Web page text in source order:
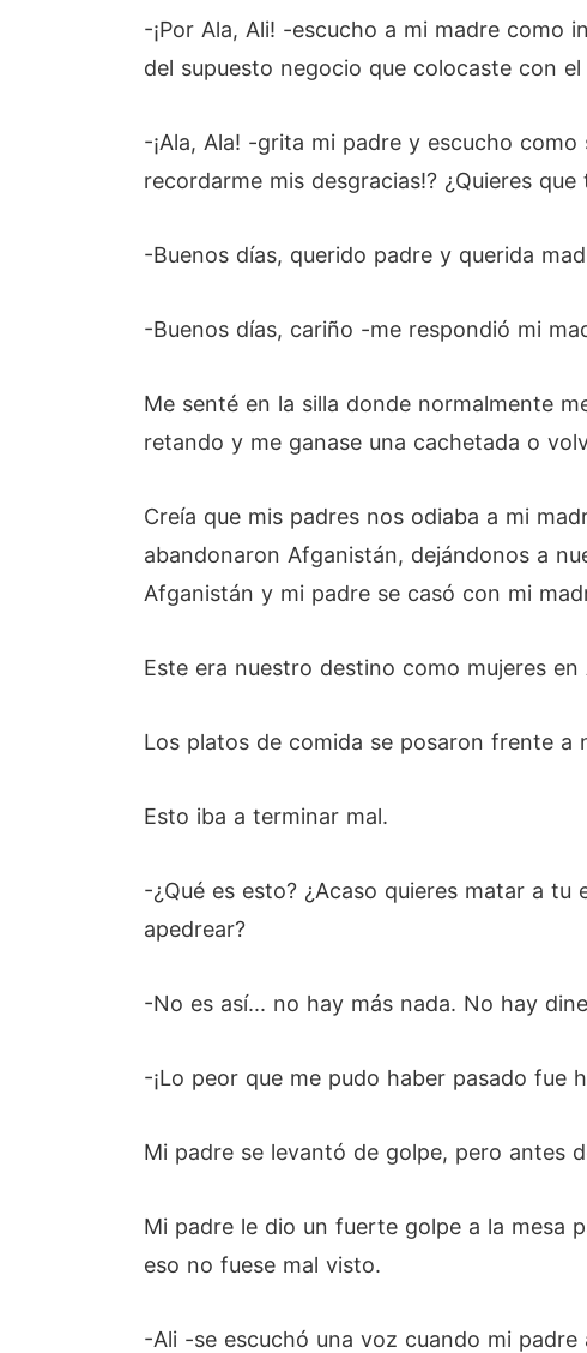
-¡Por Ala, Ali! -escucho a mi madre como
del supuesto negocio que colocaste con
-¡Ala, Ala! -grita mi padre y escucho
recordarme mis desgracias!? ¿Quieres
-Buenos días, querido padre y querida
-Buenos días, cariño -me respondió mi
Me senté en la silla donde normalmente
retando y me ganase una cachetada o
Creía que mis padres nos odiaba a mi
abandonaron Afganistán, dejándonos a
Afganistán y mi padre se casó con mi
Este era nuestro destino como mujeres
Los platos de comida se posaron frente a
Esto iba a terminar mal.
-¿Qué es esto? ¿Acaso quieres matar a
apedrear?
-No es así... no hay más nada. No hay
-¡Lo peor que me pudo haber pasado fue
Mi padre se levantó de golpe, pero antes
Mi padre le dio un fuerte golpe a la mesa
eso no fuese mal visto.
-Ali -se escuchó una voz cuando mi padre